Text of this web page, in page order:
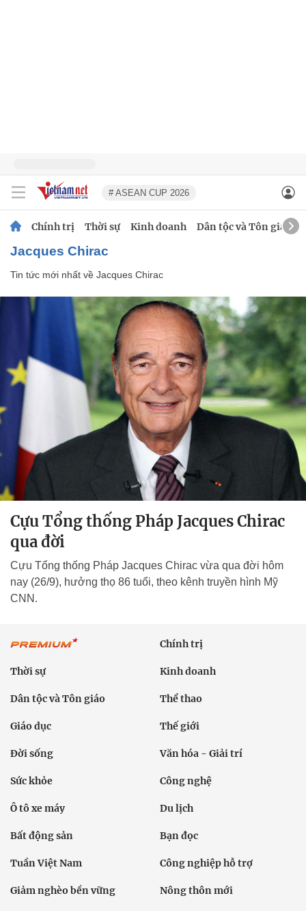
# ASEAN CUP 2026
Chính trị Thời sự Kinh doanh Dân tộc và Tôn giáo
Jacques Chirac
Tin tức mới nhất về Jacques Chirac
Cựu Tổng thống Pháp Jacques Chirac
qua đời
Cựu Tổng thống Pháp Jacques Chirac vừa qua đời hôm
nay (26/9), hưởng thọ 86 tuổi, theo kênh truyền hình Mỹ
CNN.
Chính trị
Thời sự Kinh doanh
Dân tộc và Tôn giáo Thể thao
Giáo dục Thế giới
Đời sống Văn hóa - Giải trí
Sức khỏe Công nghệ
Ô tô xe máy Du lịch
Bất động sản Bạn đọc
Tuần Việt Nam Công nghiệp hỗ trợ
Giảm nghèo bền vững Nông thôn mới